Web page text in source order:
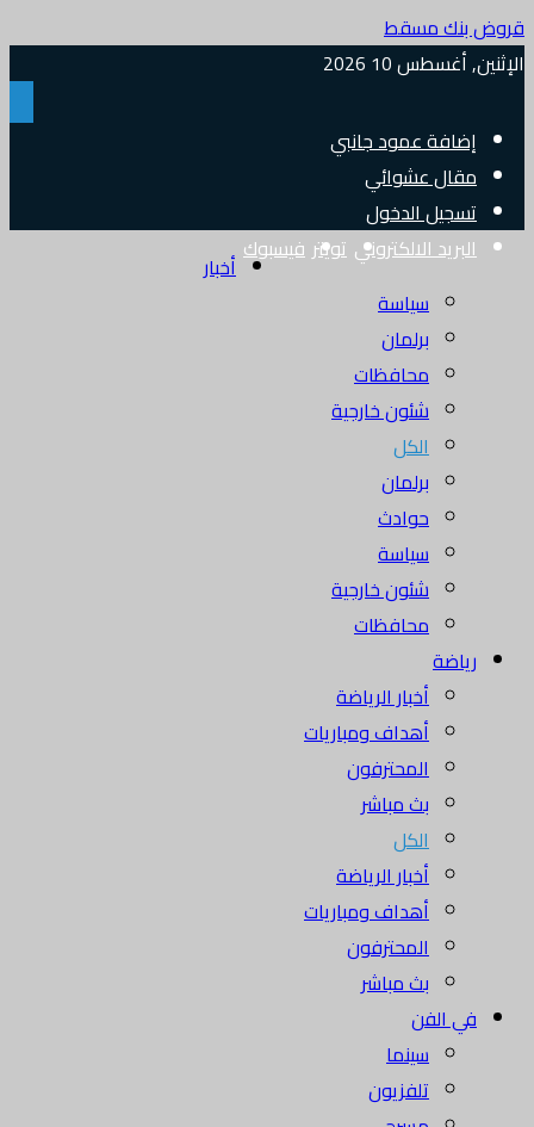
قروض بنك مسقط
الإثنين, أغسطس 10 2026
إضافة عمود جانبي
مقال عشوائي
تسجيل الدخول
البريد الالكتروني تويتر فيسبوك
أخبار
سياسة
برلمان
محافظات
شئون خارجية
الكل
برلمان
حوادث
سياسة
شئون خارجية
محافظات
رياضة
أخبار الرياضة
أهداف ومباريات
المحترفون
بث مباشر
الكل
أخبار الرياضة
أهداف ومباريات
المحترفون
بث مباشر
في الفن
سينما
تلفزيون